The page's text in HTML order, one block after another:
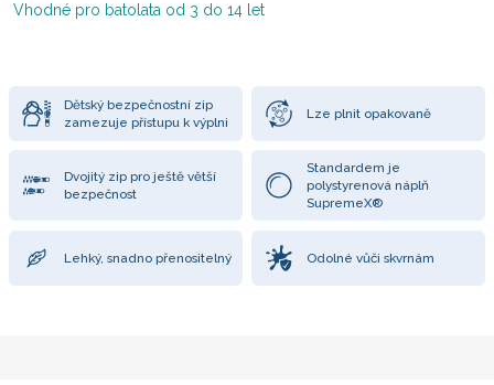
Vhodné pro batolata od 3 do 14 let
Dětský bezpečnostní zip
zamezuje přístupu k výplni
Lze plnit opakovaně
Dvojitý zip pro ještě větší
bezpečnost
Standardem je
polystyrenová náplň
SupremeX®
Lehký, snadno přenositelný Odolné vůči skvrnám